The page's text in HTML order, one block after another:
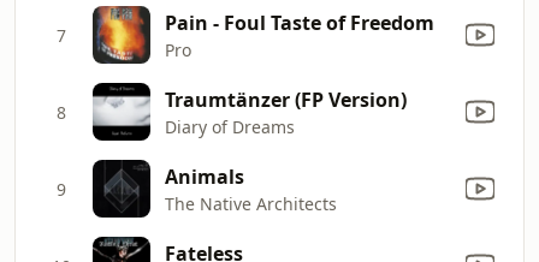
7 Pain - Foul Taste of Freedom
Pro
8 Traumtänzer (FP Version)
Diary of Dreams
9 Animals
The Native Architects
Fateless